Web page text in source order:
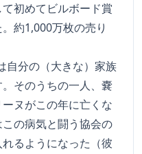
初めてビルボード賞
約1,000万枚の売り
自分の（大きな）家族
そのうちの一人、嚢
ヌがこの年に亡くな
の病気と闘う協会の
るようになった（彼